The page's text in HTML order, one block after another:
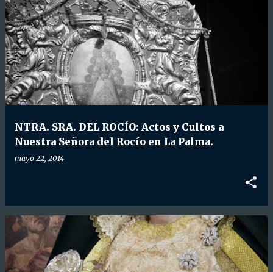
NTRA. SRA. DEL ROCÍO: Actos y Cultos a
Nuestra Señora del Rocío en La Palma.
mayo 22, 2014